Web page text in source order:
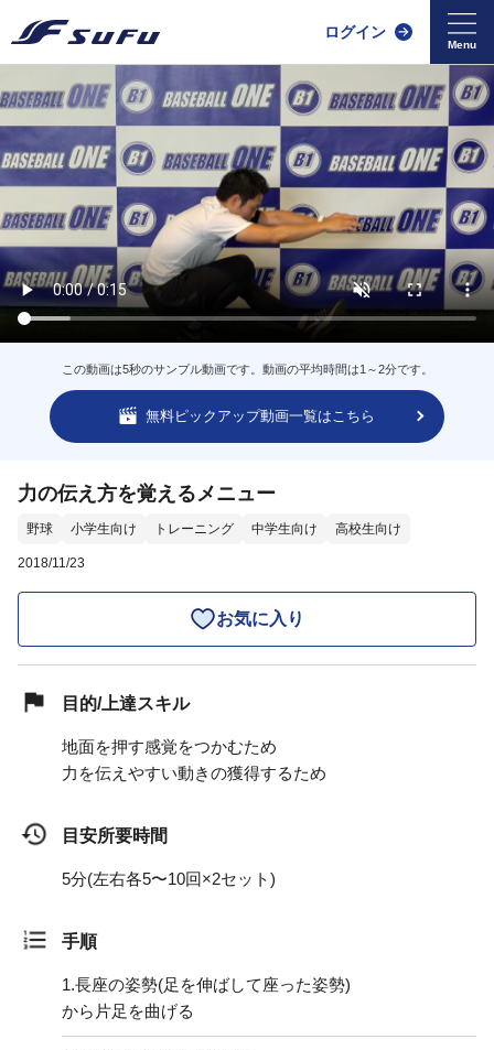
ログイン
この動画は5秒のサンプル動画です。動画の平均時間は1～2分です。
無料ピックアップ動画一覧はこちら
力の伝え方を覚えるメニュー
野球 小学生向け トレーニング 中学生向け 高校生向け
2018/11/23
お気に入り
目的/上達スキル
地面を押す感覚をつかむため
力を伝えやすい動きの獲得するため
目安所要時間
5分(左右各5〜10回×2セット)
手順
1.長座の姿勢(足を伸ばして座った姿勢)
から片足を曲げる